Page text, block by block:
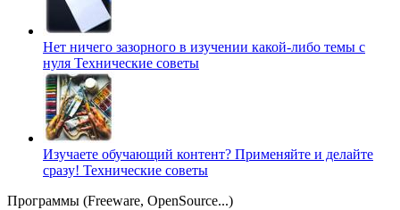
Нет ничего зазорного в изучении какой-либо темы с
нуля Технические советы
Изучаете обучающий контент? Применяйте и делайте
сразу! Технические советы
Программы (Freeware, OpenSource...)